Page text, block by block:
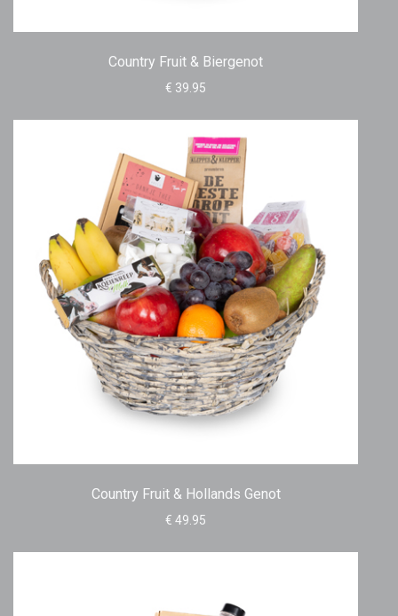
Country Fruit & Biergenot
€ 39.95
Country Fruit & Hollands Genot
€ 49.95